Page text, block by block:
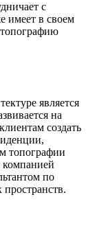
с
имеет в своем
является
на
создать
топографии
компанией
по